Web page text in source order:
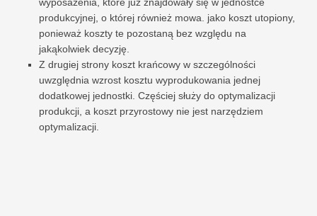
produkcyjnej, o której również mowa. jako koszt utopiony,
ponieważ koszty te pozostaną bez względu na
jakąkolwiek decyzję.
Z drugiej strony koszt krańcowy w szczególności
uwzględnia wzrost kosztu wyprodukowania jednej
dodatkowej jednostki. Częściej służy do optymalizacji
produkcji, a koszt przyrostowy nie jest narzędziem
optymalizacji.